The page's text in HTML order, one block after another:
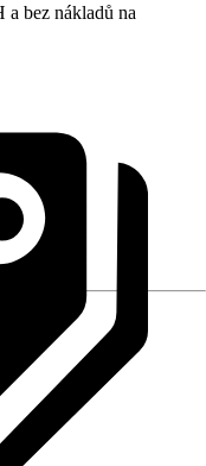
bez nákladů na